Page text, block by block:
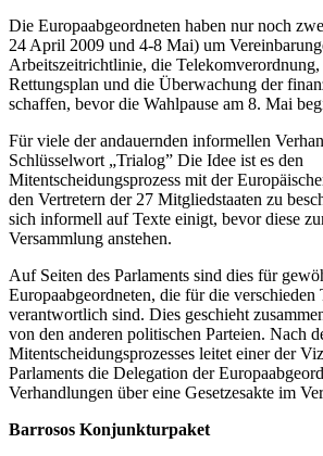
Die Europaabgeordneten haben nur noch
24 April 2009 und 4-8 Mai) um
Arbeitszeitrichtlinie, die
Rettungsplan und die Überwachung der
schaffen, bevor die Wahlpause am 8. Mai
Für viele der andauernden informellen
Schlüsselwort „Trialog” Die Idee ist es den
Mitentscheidungsprozess mit der
den Vertretern der 27 Mitgliedstaaten zu
sich informell auf Texte einigt, bevor diese
Versammlung anstehen.
Auf Seiten des Parlaments sind dies für
Europaabgeordneten, die für die verschieden
verantwortlich sind. Dies geschieht
von den anderen politischen Parteien. Nach
Mitentscheidungsprozesses leitet einer der
Parlaments die Delegation der
Verhandlungen über eine Gesetzesakte im
Barrosos Konjunkturpaket